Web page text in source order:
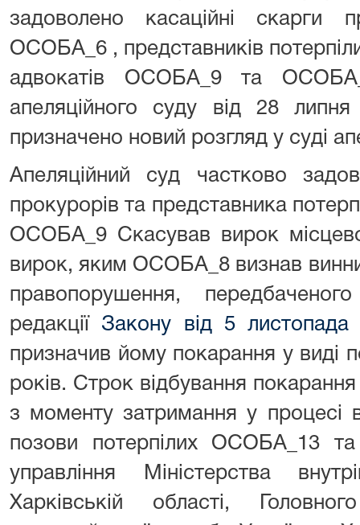
задоволено касаційні скарги
ОСОБА_6 , представників
адвокатів ОСОБА_9 та
апеляційного суду від 28
призначено новий розгляд у суді
Апеляційний суд частково
прокурорів та представника
ОСОБА_9 Скасував вирок
вирок, яким ОСОБА_8 визнав
правопорушення,
редакції Закону від 5
призначив йому покарання у виді
років. Строк відбування
з моменту затримання у процесі
позови потерпілих ОСОБА_13
управління Міністерства
Харківській області,